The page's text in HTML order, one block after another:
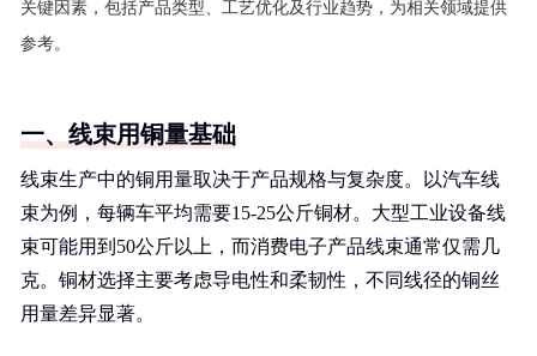
关键因素，包括产品类型、工艺优化及行业趋势，为相关领域提供
参考。
一、线束用铜量基础
线束生产中的铜用量取决于产品规格与复杂度。以汽车线
束为例，每辆车平均需要15-25公斤铜材。大型工业设备线
束可能用到50公斤以上，而消费电子产品线束通常仅需几
克。铜材选择主要考虑导电性和柔韧性，不同线径的铜丝
用量差异显著。